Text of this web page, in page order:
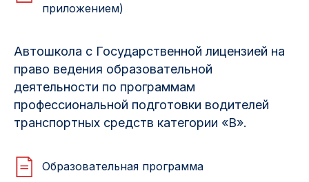
приложением)
Автошкола с Государственной лицензией на
право ведения образовательной
деятельности по программам
профессиональной подготовки водителей
транспортных средств категории «В».
Образовательная программа